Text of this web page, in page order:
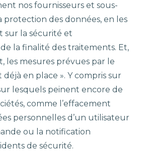
nos fournisseurs et sous-
protection des données, en les
sur la sécurité et
la finalité des traitements. Et,
les mesures prévues par le
en place ». Y compris sur
lesquels peinent encore de
comme l’effacement
personnelles d’un utilisateur
ou la notification
de sécurité.